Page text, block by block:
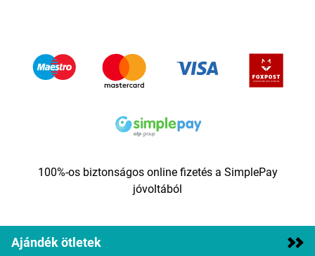
100%-os biztonságos online fizetés a SimplePay
jóvoltából
Ajándék ötletek